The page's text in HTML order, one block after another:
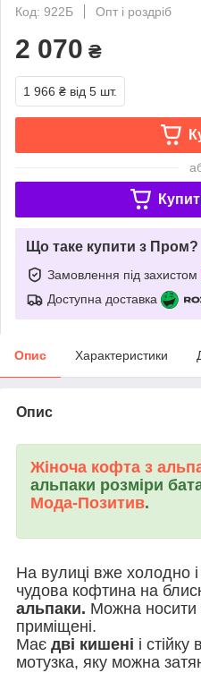
Код: 922Б
Опт і роздріб
2 070 ₴
1 966 ₴ від 5 шт.
Що таке купити з Пром?
Замовлення під захистом
Доступна доставка
Опис Характеристики
Опис
Жіноча кофта з
альпаки розміри
Мода-Позитив.
На вулиці вже холодно і
чудова кофтина на
альпаки. Можна носити
приміщені.
Має дві кишені і
мотузка, яку можна